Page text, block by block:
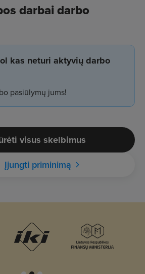
darbai darbo
kas neturi aktyvių darbo
pasiūlymų jums!
visus skelbimus
Įjungti priminimą